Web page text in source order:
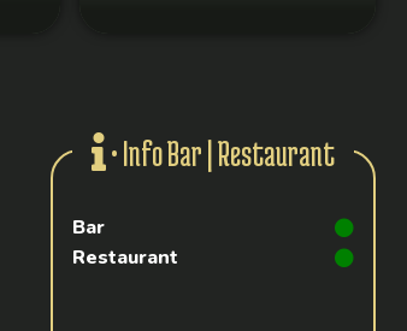
• Info Bar | Restaurant
Bar
Restaurant